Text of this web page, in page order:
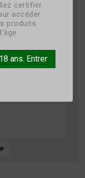
certifier
accéder
produits
ans. Entrer